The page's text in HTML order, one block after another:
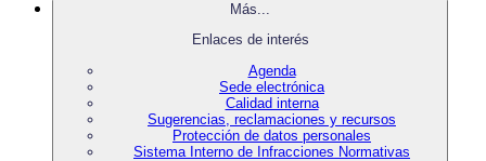
Más...
Enlaces de interés
Agenda
Sede electrónica
Calidad interna
Sugerencias, reclamaciones y recursos
Protección de datos personales
Sistema Interno de Infracciones Normativas